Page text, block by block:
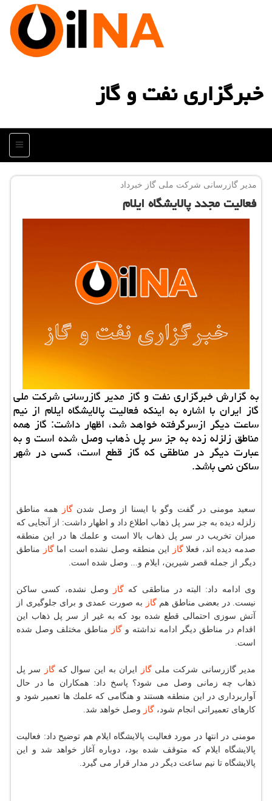
خبرگزاری نفت و گاز
منو
مدیر گازرسانی شركت ملی گاز خبرداد
فعالیت مجدد پالایشگاه ایلام
به گزارش خبرگزاری نفت و گاز مدیر گازرسانی شركت ملی
گاز ایران با اشاره به اینكه فعالیت پالایشگاه ایلام از نیم
ساعت دیگر ازسرگرفته خواهد شد، اظهار داشت: گاز همه
مناطق زلزله زده به جز سر پل ذهاب وصل شده است و به
عبارت دیگر در مناطقی كه گاز قطع است، كسی در شهر
ساكن نمی باشد.
سعید مومنی در گفت وگو با ایسنا از وصل شدنگاز
همه مناطق
زلزله دیده به جز سر پل ذهاب اطلاع داد و اظهار داشت: از آنجایی كه
میزان تخریب در سر پل ذهاب بالا است و علمك ها در این منطقه
صدمه دیده اند، فعلاگاز این منطقه وصل نشده است اماگاز
مناطق
دیگر از جمله قصر شیرین، ایلام و... وصل شده است.
وی ادامه داد: البته در مناطقی كه گاز
وصل نشده، كسی ساكن
نیست. در بعضی مناطق همگاز
به صورت عمدی و برای جلوگیری از
آتش سوزی احتمالی قطع شده بود كه به غیر از سر پل ذهاب این
اقدام در مناطق دیگر ادامه نداشته و گاز
مناطق مختلف وصل شده
است.
مدیر گازرسانی شركت ملیگاز ایران به این سوال كهگاز
سر پل
ذهاب چه زمانی وصل می شود؟ پاسخ داد: همكاران ما در حال
آواربرداری در این منطقه هستند و هنگامی كه علمك ها تعمیر شود و
كارهای تعمیراتی انجام شود، گاز وصل خواهد شد.
مومنی در انتها در مورد فعالیت پالایشگاه ایلام هم توضیح داد: فعالیت
پالایشگاه ایلام كه متوقف شده بود، دوباره آغاز خواهد شد و این
پالایشگاه تا نیم ساعت دیگر در مدار قرار می گیرد.